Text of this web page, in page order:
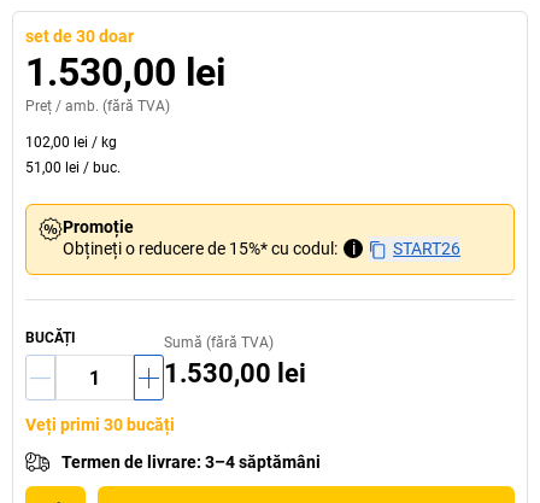
set de 30 doar
1.530,00 lei
Preț / amb. (fără TVA)
102,00 lei / kg
51,00 lei / buc.
Promoție
Obțineți o reducere de 15%* cu codul:
i START26
BUCĂȚI Sumă (fără TVA)
1.530,00 lei
Veți primi 30 bucăți
Termen de livrare: 3–4 săptămâni